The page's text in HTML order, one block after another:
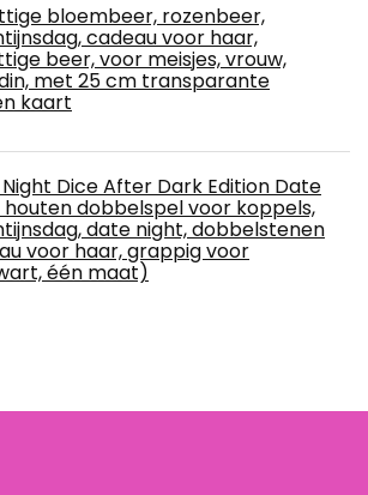
bloembeer, rozenbeer,
cadeau voor haar,
beer, voor meisjes, vrouw,
met 25 cm transparante
kaart
Dice After Dark Edition Date
houten dobbelspel voor koppels,
date night, dobbelstenen
voor haar, grappig voor
één maat)